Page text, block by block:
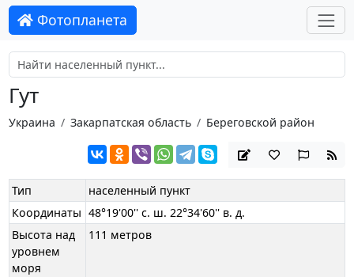
Фотопланета
Гут
Украина Закарпатская область Береговской район
Тип
населенный пункт
Координаты 48°19'00'' с. ш. 22°34'60'' в. д.
Высота над
уровнем
моря
111 метров